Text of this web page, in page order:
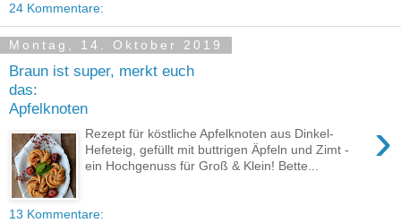
24 Kommentare:
Montag, 14. Oktober 2019
Braun ist super, merkt euch
das:
Apfelknoten
›
Rezept für köstliche Apfelknoten aus Dinkel-
Hefeteig, gefüllt mit buttrigen Äpfeln und Zimt -
ein Hochgenuss für Groß & Klein! Bette...
13 Kommentare: